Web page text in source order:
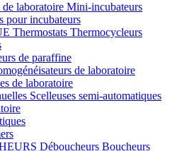
laboratoire Mini-incubateurs
pour incubateurs
Thermostats Thermocycleurs
de paraffine
de laboratoire
de laboratoire
Scelleuses semi-automatiques
Déboucheurs Boucheurs